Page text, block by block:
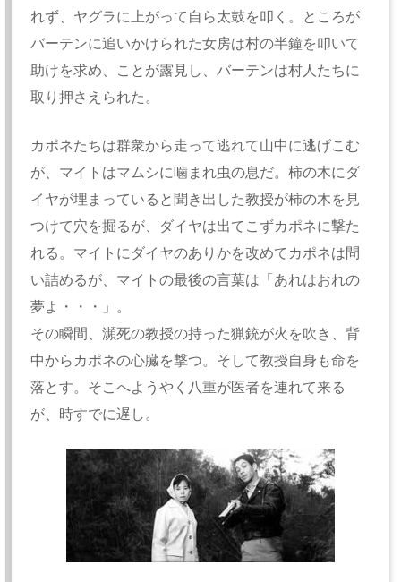
れず、ヤグラに上がって自ら太鼓を叩く。ところが
バーテンに追いかけられた女房は村の半鐘を叩いて
助けを求め、ことが露見し、バーテンは村人たちに
取り押さえられた。
カポネたちは群衆から走って逃れて山中に逃げこむ
が、マイトはマムシに噛まれ虫の息だ。柿の木にダ
イヤが埋まっていると聞き出した教授が柿の木を見
つけて穴を掘るが、ダイヤは出てこずカポネに撃た
れる。マイトにダイヤのありかを改めてカポネは問
い詰めるが、マイトの最後の言葉は「あれはおれの
夢よ・・・」。
その瞬間、瀕死の教授の持った猟銃が火を吹き、背
中からカポネの心臓を撃つ。そして教授自身も命を
落とす。そこへようやく八重が医者を連れて来る
が、時すでに遅し。